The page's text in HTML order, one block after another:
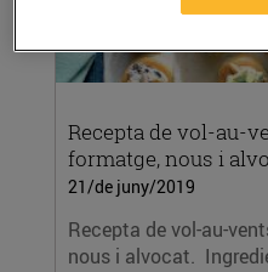
Recepta de vol-au-
formatge, nous i
21/de juny/2019
Recepta de vol-au-
nous i alvocat.